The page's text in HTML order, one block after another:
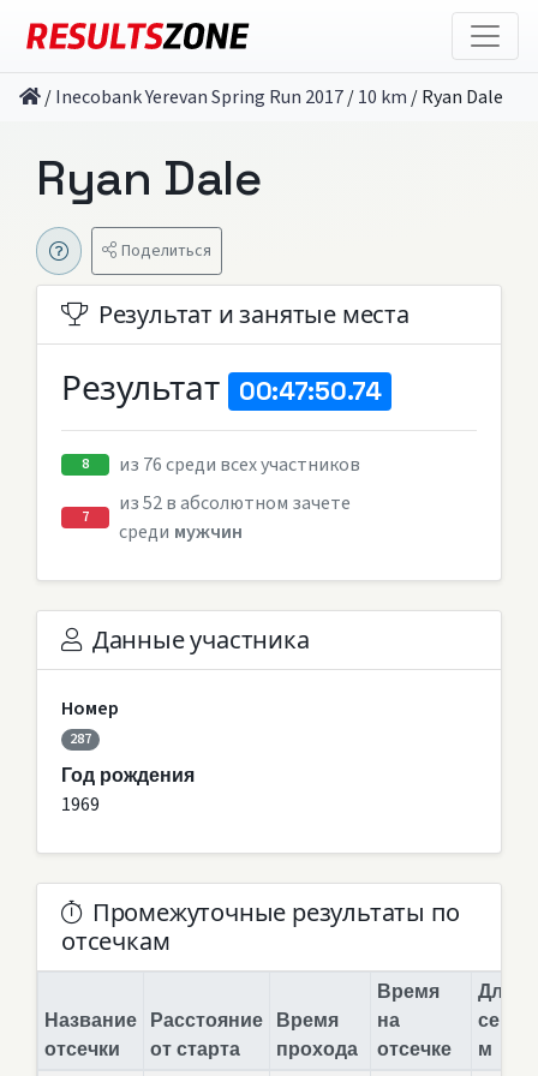
/Inecobank Yerevan Spring Run 2017/10 km /Ryan Dale
Ryan Dale
Поделиться
Результат и занятые места
Результат 00:47:50.74
8 из 76 среди всех участников
7
из 52 в абсолютном зачете
среди мужчин
Данные участника
Номер
287
Год рождения
1969
Промежуточные результаты по
отсечкам
Название
отсечки
Расстояние
от старта
Время
прохода
Время
на
отсечке
Длина
м